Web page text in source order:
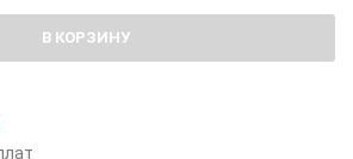
В КОРЗИНУ